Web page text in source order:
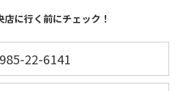
店に行く前にチェック！
22-6141